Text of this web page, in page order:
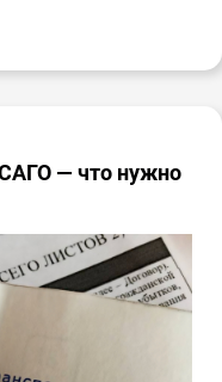
— что нужно